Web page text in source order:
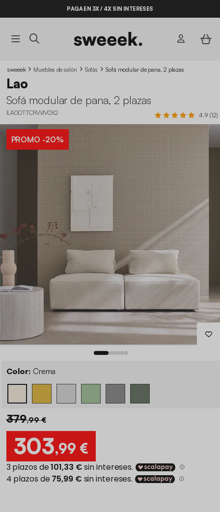
PAGA EN 3X / 4X SIN INTERESES
sweeek Muebles de salón Sofás Sofá modular de pana, 2 plazas
Lao
Sofá modular de pana, 2 plazas
ILAOOTTCRVVIVOX2 4.9 (12)
PROMO -20%
Color: Crema
379,99 €
303,99 €